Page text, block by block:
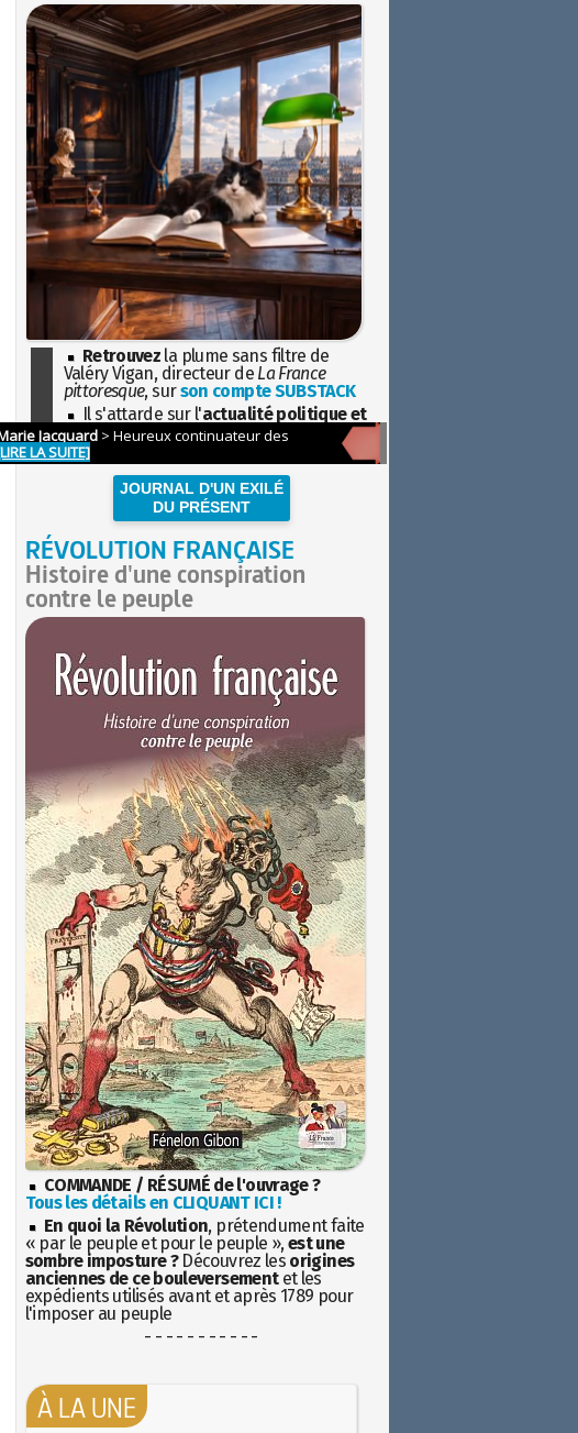
Retrouvez la plume sans filtre de
Valéry Vigan, directeur de La France
pittoresque, surson compte SUBSTACK
Il s'attarde sur l'actualité politique et
sociétaleavec la hauteur de vue de
l'Histoire
JOURNAL D'UN EXILÉ
DU PRÉSENT
RÉVOLUTION FRANÇAISE
Histoire d'une conspiration
contre le peuple
COMMANDE / RÉSUMÉ de l'ouvrage ?
Tous les détails en CLIQUANT ICI !
En quoi la Révolution, prétendument faite
« par le peuple et pour le peuple », est une
sombre imposture ?Découvrez les origines
anciennes de ce bouleversementet les
expédients utilisés avant et après 1789 pour
l'imposer au peuple
- - - - - - - - - - -
À LA UNE